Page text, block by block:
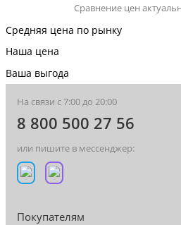
Сравнение цен
Средняя цена по рынку
Наша цена
Ваша выгода
На связи с 7:00 до 20:00
8 800 500 27 56
или пишите в мессенджер:
Покупателям